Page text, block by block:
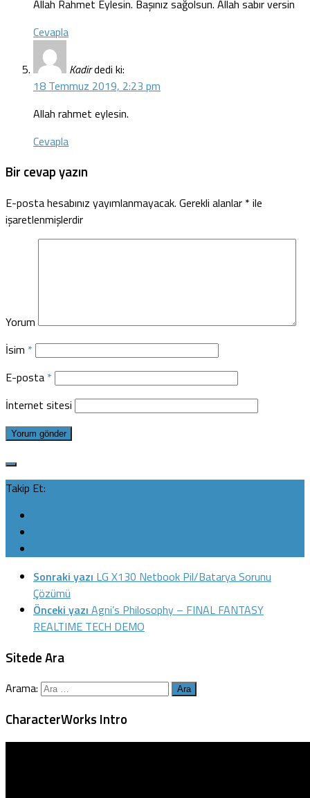
Allah Rahmet Eylesin. Başınız sağolsun. Allah sabır versin
Cevapla
Kadirdedi ki:
18 Temmuz 2019, 2:23 pm
Allah rahmet eylesin.
Cevapla
Bir cevap yazın
E-posta hesabınız yayımlanmayacak. Gerekli alanlar * ile
işaretlenmişlerdir
Yorum
İsim *
E-posta *
İnternet sitesi
Takip Et:
Sonraki yazı LG X130 Netbook Pil/Batarya Sorunu
Çözümü
Önceki yazı Agni’s Philosophy – FINAL FANTASY
REALTIME TECH DEMO
Sitede Ara
Arama:
CharacterWorks Intro